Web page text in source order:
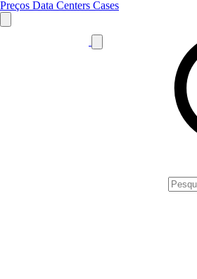
Preços Data Centers Cases